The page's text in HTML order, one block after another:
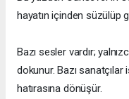
hayatın içinden süzülüp
Bazı sesler vardır;
dokunur. Bazı
hatırasına dönüşür.